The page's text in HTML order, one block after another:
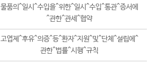
물품의^일시^수입을^위한^일시^수입^통관^증서에
^관한^관세^협약
고엽제^후유^의증^등^환자^지원^및^단체^설립에^
관한^법률^시행^규칙